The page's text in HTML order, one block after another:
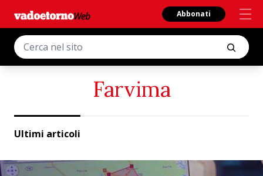
Abbonati
Farvima
Ultimi articoli